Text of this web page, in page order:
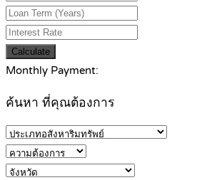
Calculate
Monthly Payment:
ค้นหา ที่คุณต้องการ